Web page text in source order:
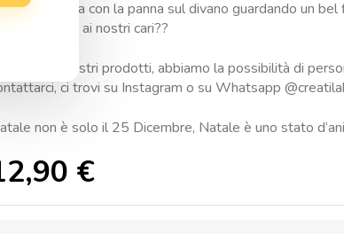
calda con la panna sul divano guardando un
amore insieme ai nostri cari??
Come tutti i nostri prodotti, abbiamo la possibilità di
ci trovi su Instagram o su Whatsapp
non è solo il 25 Dicembre, Natale è uno stato
€